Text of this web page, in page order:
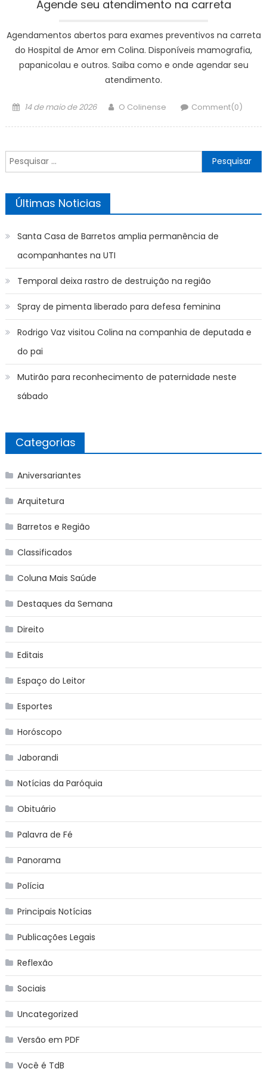
Agende seu atendimento na carreta
Agendamentos abertos para exames preventivos na carreta
do Hospital de Amor em Colina. Disponíveis mamografia,
papanicolau e outros. Saiba como e onde agendar seu
atendimento.
Posted
14 de maio de 2026 Author
O Colinense Comment(0)
Pesquisar
por:
Últimas Noticias
Santa Casa de Barretos amplia permanência de
acompanhantes na UTI
Temporal deixa rastro de destruição na região
Spray de pimenta liberado para defesa feminina
Rodrigo Vaz visitou Colina na companhia de deputada e
do pai
Mutirão para reconhecimento de paternidade neste
sábado
Categorias
Aniversariantes
Arquitetura
Barretos e Região
Classificados
Coluna Mais Saúde
Destaques da Semana
Direito
Editais
Espaço do Leitor
Esportes
Horóscopo
Jaborandi
Notícias da Paróquia
Obituário
Palavra de Fé
Panorama
Polícia
Principais Notícias
Publicações Legais
Reflexão
Sociais
Uncategorized
Versão em PDF
Você é TdB